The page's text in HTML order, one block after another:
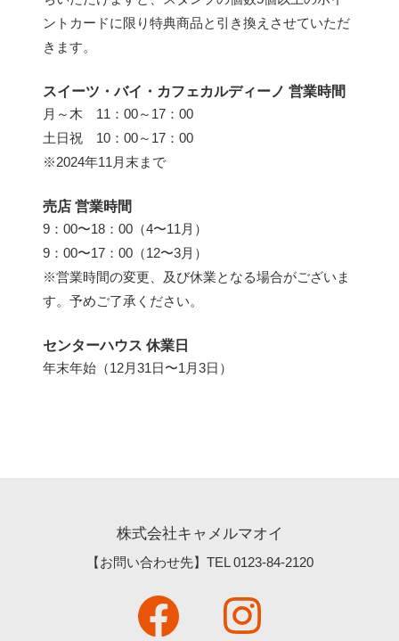
ントカードに限り特典商品と引き換えさせていただ
きます。
スイーツ・バイ・カフェカルディーノ 営業時間
月～木 11：00～17：00
土日祝 10：00～17：00
※2024年11月末まで
売店 営業時間
9：00〜18：00（4〜11月）
9：00〜17：00（12〜3月）
※営業時間の変更、及び休業となる場合がございま
す。予めご了承ください。
センターハウス 休業日
年末年始（12月31日〜1月3日）
株式会社キャメルマオイ
【お問い合わせ先】TEL 0123-84-2120